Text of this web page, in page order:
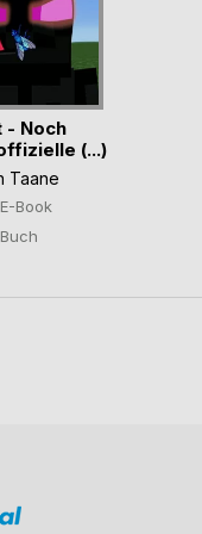
- Noch
(...)
Taane
E-Book
Buch